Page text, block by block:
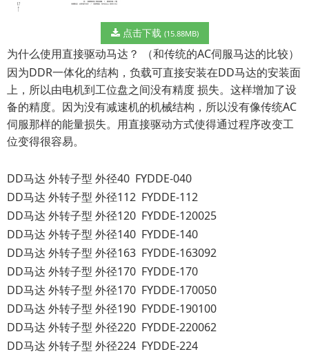
点击下载 (15.88MB)
为什么使用直接驱动马达？ （和传统的AC伺服马达的比较）
因为DDR一体化的结构，负载可直接安装在DD马达的安装面
上，所以由电机到工位盘之间没有精度 损失。这样增加了设
备的精度。因为没有减速机的机械结构，所以没有像传统AC
伺服那样的能量损失。用直接驱动方式使得通过程序改变工
位变得很容易。
DD马达 外转子型 外径40 FYDDE-040
DD马达 外转子型 外径112 FYDDE-112
DD马达 外转子型 外径120 FYDDE-120025
DD马达 外转子型 外径140 FYDDE-140
DD马达 外转子型 外径163 FYDDE-163092
DD马达 外转子型 外径170 FYDDE-170
DD马达 外转子型 外径170 FYDDE-170050
DD马达 外转子型 外径190 FYDDE-190100
DD马达 外转子型 外径220 FYDDE-220062
DD马达 外转子型 外径224 FYDDE-224